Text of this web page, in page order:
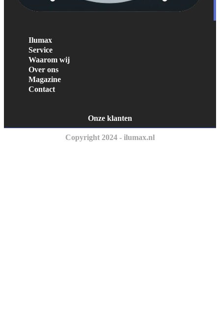
Ilumax
Service
Waarom wij
Over ons
Magazine
Contact
Onze klanten
Copyright 2024 - ilumax.nl